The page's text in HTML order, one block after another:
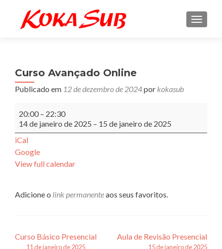
Curso Avançado Online
Publicado em 12 de dezembro de 2024por kokasub
Avançado
Online
20:00 – 22:30
14 de janeiro de 2025 – 15 de janeiro de 2025
iCal
Google
View full calendar
Adicione o link permanenteaos seus favoritos.
Navegação
Curso Básico Presencial
11 de janeiro de 2025
Aula de Revisão Presencial
15 de janeiro de 2025